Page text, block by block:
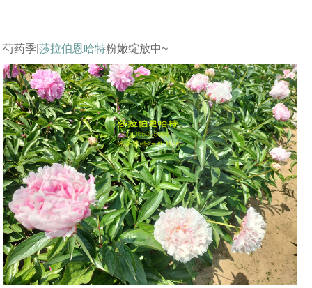
芍药季|莎拉伯恩哈特粉嫩绽放中~